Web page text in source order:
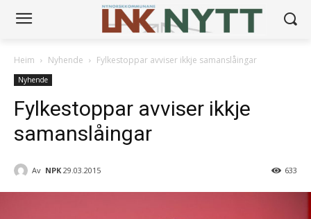
Heim Nyhende Fylkestoppar avviser ikkje samanslåingar
Nyhende
Fylkestoppar avviser ikkje
samanslåingar
Av NPK 29.03.2015 633